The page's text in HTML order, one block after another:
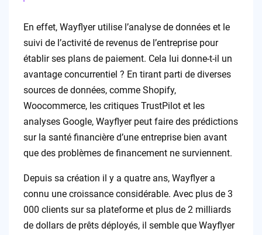
En effet, Wayflyer utilise l’analyse de données et le
suivi de l’activité de revenus de l’entreprise pour
établir ses plans de paiement. Cela lui donne-t-il un
avantage concurrentiel ? En tirant parti de diverses
sources de données, comme Shopify,
Woocommerce, les critiques TrustPilot et les
analyses Google, Wayflyer peut faire des prédictions
sur la santé financière d’une entreprise bien avant
que des problèmes de financement ne surviennent.
Depuis sa création il y a quatre ans, Wayflyer a
connu une croissance considérable. Avec plus de 3
000 clients sur sa plateforme et plus de 2 milliards
de dollars de prêts déployés, il semble que Wayflyer